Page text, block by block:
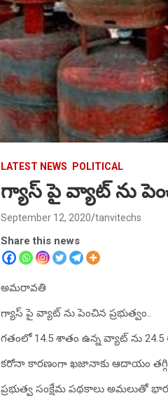
LATEST NEWS POLITICAL
గ్యాస్ పై వ్యాట్ ను
September 12, 2020 tanvitechs
Share this news
అమ‌రావ‌తి
గ్యాస్ పై వ్యాట్ ను పెంచిన ప్ర‌భుత్వం..
గ‌తంలో 14.5 శాతం ఉన్న వ్యాట్ ను 24.5
క‌రోనా కార‌ణంగా ఖ‌జానాకు ఆదాయం
ప్ర‌భుత్వ సంక్షేమ ప‌థ‌కాలు అమ‌లుతో